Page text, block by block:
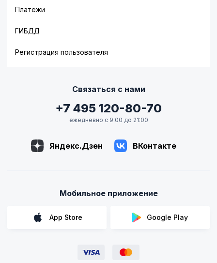
Платежи
ГИБДД
Регистрация пользователя
Связаться с нами
+7 495 120-80-70
ежедневно с 9:00 до 21:00
Яндекс.Дзен ВКонтакте
Мобильное приложение
App Store Google Play